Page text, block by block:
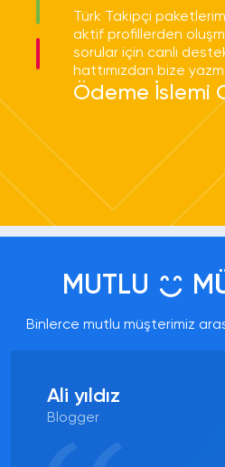
Türk Takipçi
aktif profillerden
sorular için canlı
hattımızdan bize
Ödeme İşlemi
Bütün ödemelerimizi
almaktayız. Hiçbir
paylaşılmamakta olup
kaydedilmemektedir.
faturanızıda talep
Aldığım
Türk Gerçek Takipçi
Telafili paketlerimiz ile
Takipçiler
Türk Takipçi
MUTLU
Binlerce mutlu müşterimiz
Ali yıldız
Blogger